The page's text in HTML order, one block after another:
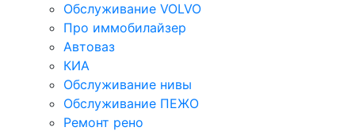
Обслуживание VOLVO
Про иммобилайзер
Автоваз
КИА
Обслуживание нивы
Обслуживание ПЕЖО
Ремонт рено